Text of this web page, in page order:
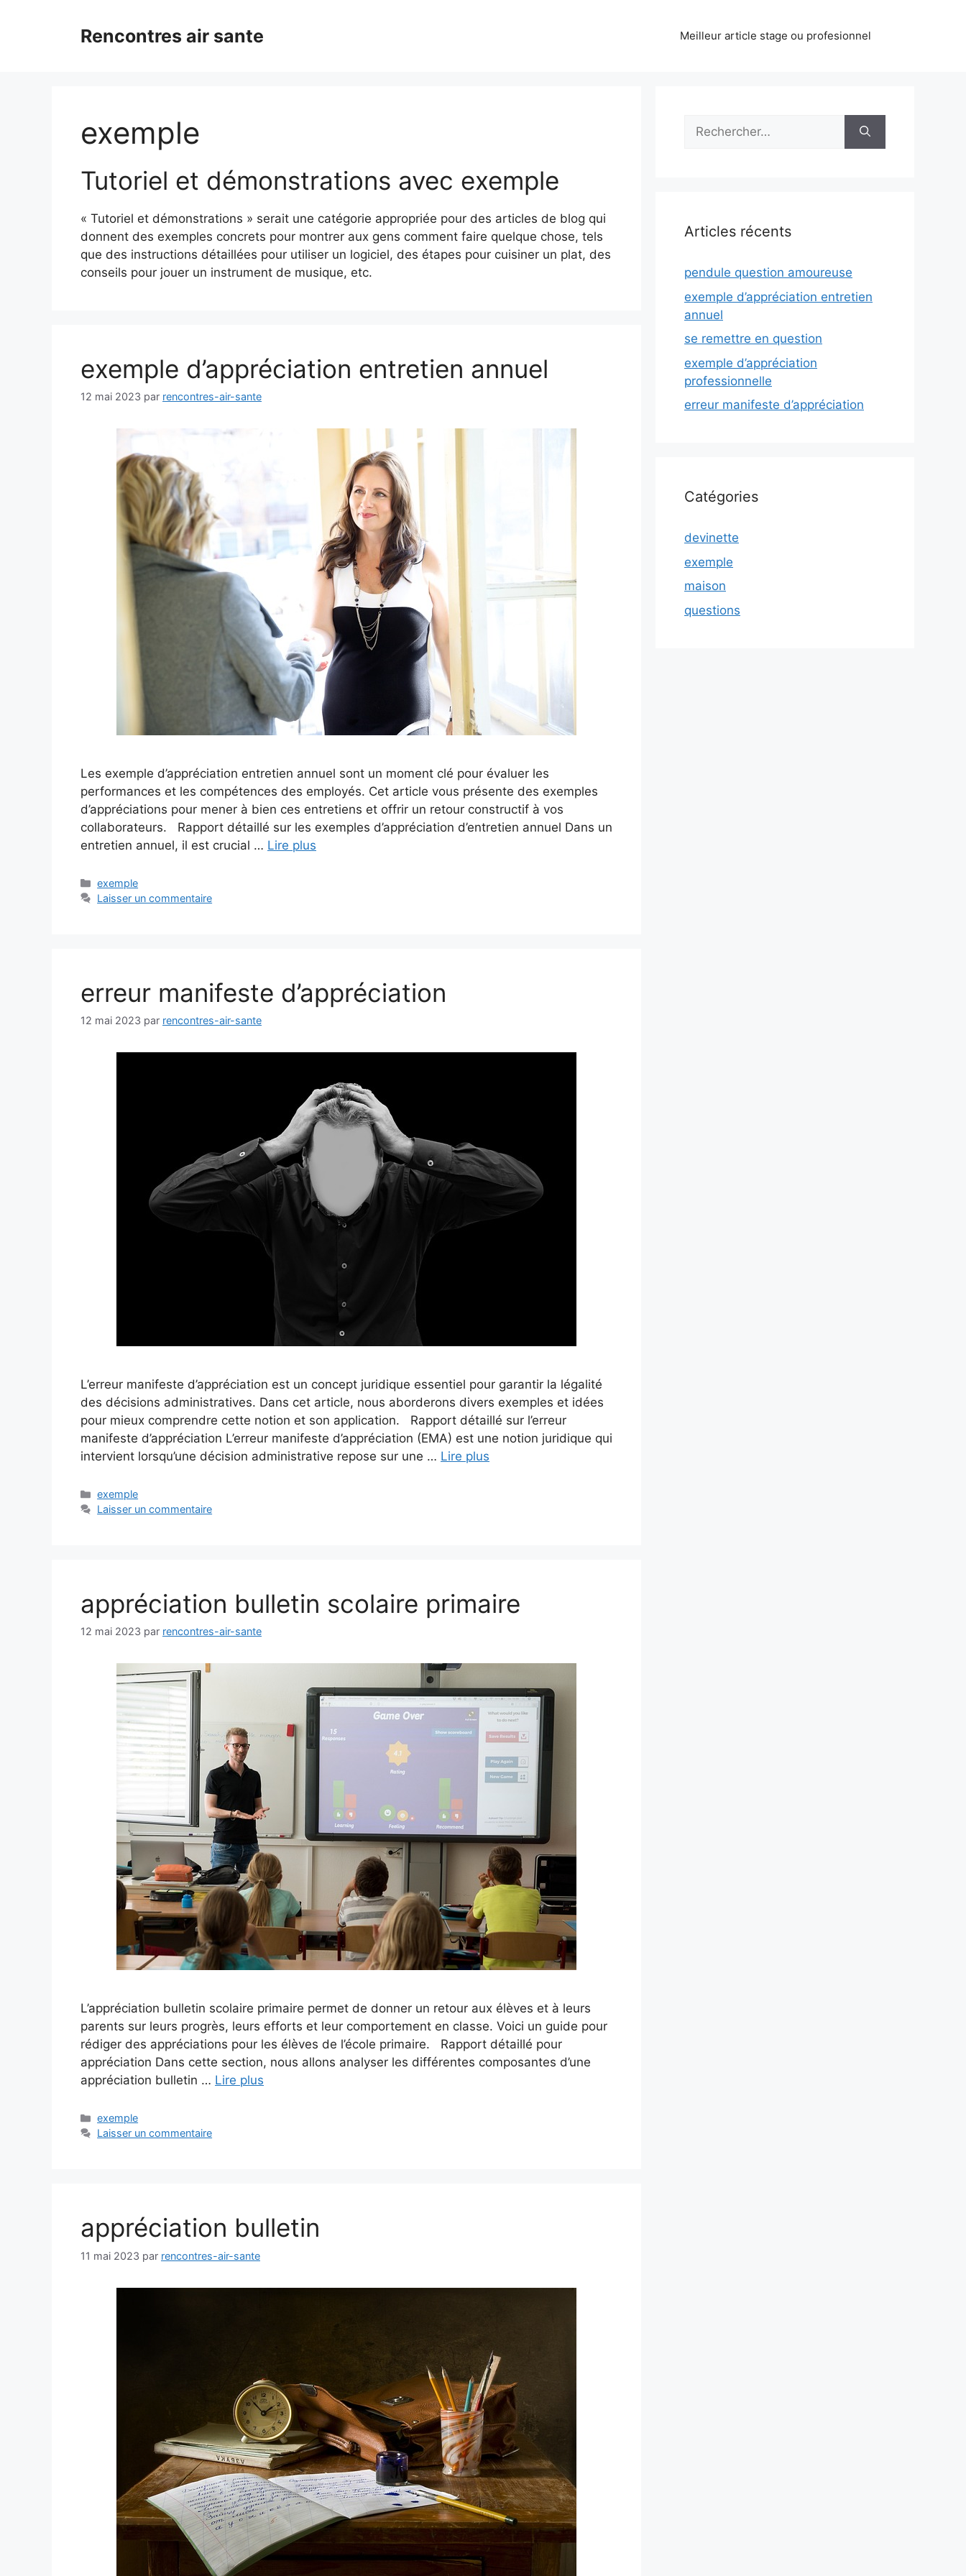
Rencontres air sante Meilleur article stage ou profesionnel
exemple
Tutoriel et démonstrations avec exemple
« Tutoriel et démonstrations » serait une catégorie appropriée pour des articles de blog qui
donnent des exemples concrets pour montrer aux gens comment faire quelque chose, tels
que des instructions détaillées pour utiliser un logiciel, des étapes pour cuisiner un plat, des
conseils pour jouer un instrument de musique, etc.
exemple d’appréciation entretien annuel
12 mai 2023 par rencontres-air-sante
Les exemple d’appréciation entretien annuel sont un moment clé pour évaluer les
performances et les compétences des employés. Cet article vous présente des exemples
d’appréciations pour mener à bien ces entretiens et offrir un retour constructif à vos
collaborateurs. Rapport détaillé sur les exemples d’appréciation d’entretien annuel Dans un
entretien annuel, il est crucial … Lire plus
Catégories
exemple
Laisser un commentaire
erreur manifeste d’appréciation
12 mai 2023 par rencontres-air-sante
L’erreur manifeste d’appréciation est un concept juridique essentiel pour garantir la légalité
des décisions administratives. Dans cet article, nous aborderons divers exemples et idées
pour mieux comprendre cette notion et son application. Rapport détaillé sur l’erreur
manifeste d’appréciation L’erreur manifeste d’appréciation (EMA) est une notion juridique qui
intervient lorsqu’une décision administrative repose sur une … Lire plus
Catégories
exemple
Laisser un commentaire
appréciation bulletin scolaire primaire
12 mai 2023 par rencontres-air-sante
L’appréciation bulletin scolaire primaire permet de donner un retour aux élèves et à leurs
parents sur leurs progrès, leurs efforts et leur comportement en classe. Voici un guide pour
rédiger des appréciations pour les élèves de l’école primaire. Rapport détaillé pour
appréciation Dans cette section, nous allons analyser les différentes composantes d’une
appréciation bulletin … Lire plus
Catégories
exemple
Laisser un commentaire
appréciation bulletin
11 mai 2023 par rencontres-air-sante
Rechercher :
Articles récents
pendule question amoureuse
exemple d’appréciation entretien
annuel
se remettre en question
exemple d’appréciation
professionnelle
erreur manifeste d’appréciation
Catégories
devinette
exemple
maison
questions